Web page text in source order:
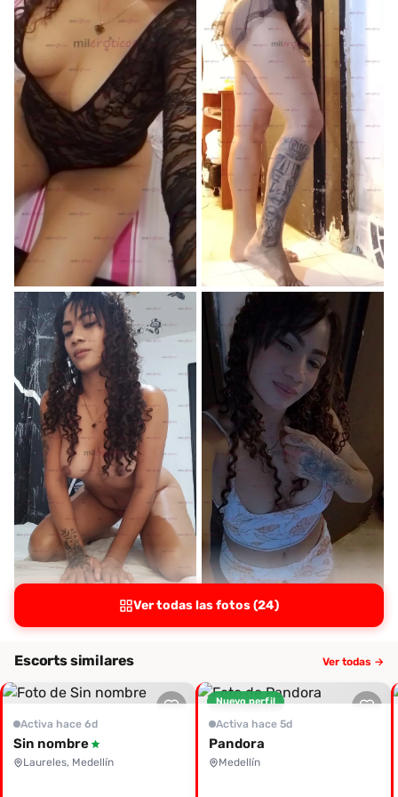
Ver todas las fotos (24)
Escorts similares Ver todas →
Activa hace 6d
Sin nombre
Laureles, Medellín
Nuevo perfil
Activa hace 5d
Pandora
Medellín